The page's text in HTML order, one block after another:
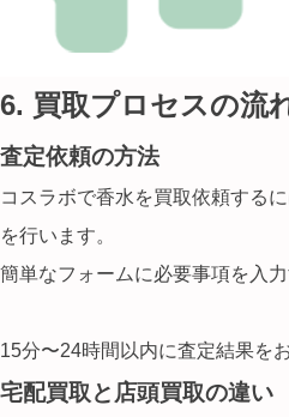
6. 買取プロセスの流
査定依頼の方法
コスラボで香水を買取依頼する
を行います。
簡単なフォームに必要事項を入力
15分〜24時間以内に査定結果を
宅配買取と店頭買取の違い